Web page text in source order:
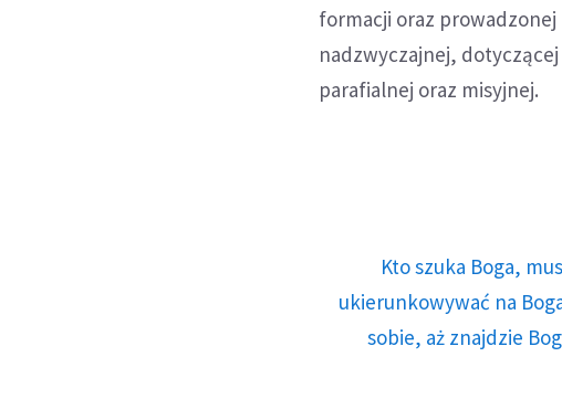
formacji oraz
nadzwyczajnej,
parafialnej oraz misyjnej.
Kto szuka Boga,
ukierunkowywać na
sobie, aż znajdzie